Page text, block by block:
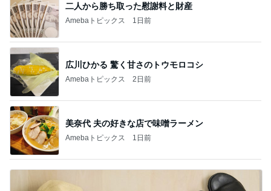
二人から勝ち取った慰謝料と財産
Amebaトピックス 1日前
広川ひかる 驚く甘さのトウモロコシ
Amebaトピックス 2日前
美奈代 夫の好きな店で味噌ラーメン
Amebaトピックス 1日前